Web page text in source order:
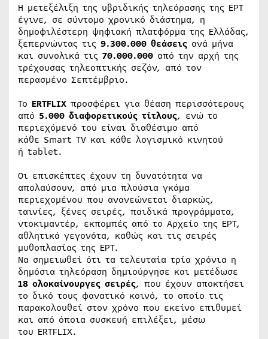
Η μετεξέλιξη της υβριδικής τηλεόρασης της ΕΡΤ
έγινε, σε σύντομο χρονικό διάστημα, η
δημοφιλέστερη ψηφιακή πλατφόρμα της Ελλάδας,
ξεπερνώντας τις 9.300.000 θεάσεις ανά μήνα
και συνολικά τις 70.000.000 από την αρχή της
τρέχουσας τηλεοπτικής σεζόν, από τον
περασμένο Σεπτέμβριο.
Το ERTFLIX προσφέρει για θέαση περισσότερους
από 5.000 διαφορετικούς τίτλους, ενώ το
περιεχόμενό του είναι διαθέσιμο από
κάθε Smart TV και κάθε λογισμικό κινητού
ή tablet.
Οι επισκέπτες έχουν τη δυνατότητα να
απολαύσουν, από μια πλούσια γκάμα
περιεχομένου που ανανεώνεται διαρκώς,
ταινίες, ξένες σειρές, παιδικά προγράμματα,
ντοκιμαντέρ, εκπομπές από το Αρχείο της ΕΡΤ,
αθλητικά γεγονότα, καθώς και τις σειρές
μυθοπλασίας της ΕΡΤ.
Να σημειωθεί ότι τα τελευταία τρία χρόνια η
δημόσια τηλεόραση δημιούργησε και μετέδωσε
18 ολοκαίνουργες σειρές, που έχουν αποκτήσει
το δικό τους φανατικό κοινό, το οποίο τις
παρακολουθεί στον χρόνο που εκείνο επιθυμεί
και από όποια συσκευή επιλέξει, μέσω
του ERTFLIX.